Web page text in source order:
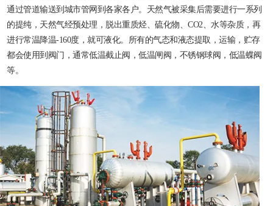
通过管道输送到城市管网到各家各户。天然气被采集后需要进行一系列
的提纯，天然气经预处理，脱出重质烃、硫化物、CO2、水等杂质，再
进行常温降温-160度，就可液化。所有的气态和液态提取，运输，贮存
都会使用到阀门，通常低温截止阀，低温闸阀，不锈钢球阀，低温蝶阀
等。